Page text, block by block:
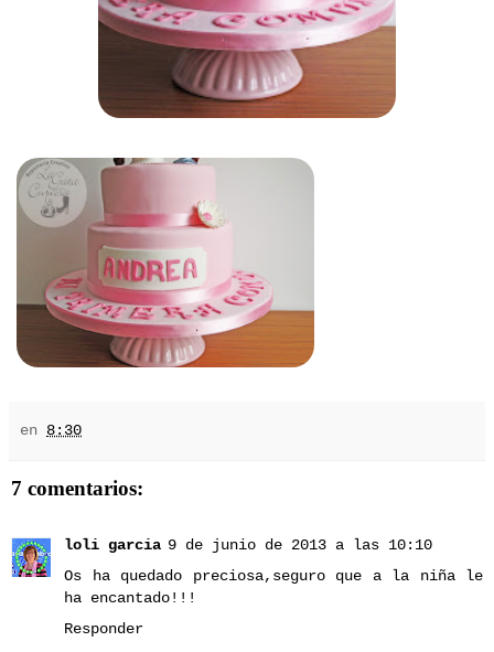
en 8:30
7 comentarios:
loli garcia 9 de junio de 2013 a las 10:10
Os ha quedado preciosa,seguro que a la niña le
ha encantado!!!
Responder